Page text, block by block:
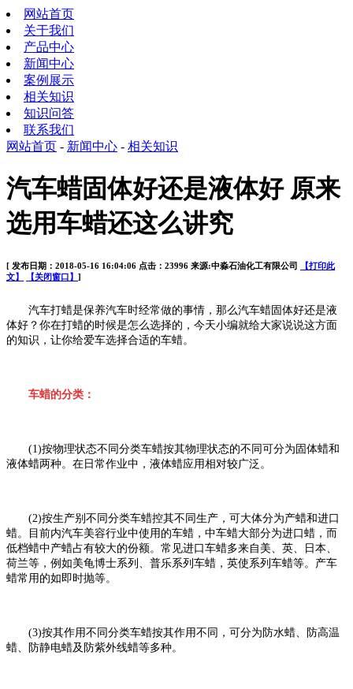
网站首页
关于我们
产品中心
新闻中心
案例展示
相关知识
知识问答
联系我们
网站首页 - 新闻中心 - 相关知识
汽车蜡固体好还是液体好 原来
选用车蜡还这么讲究
[ 发布日期：2018-05-16 16:04:06 点击：23996 来源:中淼石油化工有限公司
【打印此
文】
【关闭窗口】 ]
汽车打蜡是保养汽车时经常做的事情，那么汽车蜡固体好还是液
体好？你在打蜡的时候是怎么选择的，今天小编就给大家说说这方面
的知识，让你给爱车选择合适的车蜡。
车蜡的分类：
(1)按物理状态不同分类车蜡按其物理状态的不同可分为固体蜡和
液体蜡两种。在日常作业中，液体蜡应用相对较广泛。
(2)按生产别不同分类车蜡控其不同生产，可大体分为产蜡和进口
蜡。目前内汽车美容行业中使用的车蜡，中车蜡大部分为进口蜡，而
低档蜡中产蜡占有较大的份额。常见进口车蜡多来自美、英、日本、
荷兰等，例如美龟博士系列、普乐系列车蜡，英使系列车蜡等。产车
蜡常用的如即时抛等。
(3)按其作用不同分类车蜡按其作用不同，可分为防水蜡、防高温
蜡、防静电蜡及防紫外线蜡等多种。